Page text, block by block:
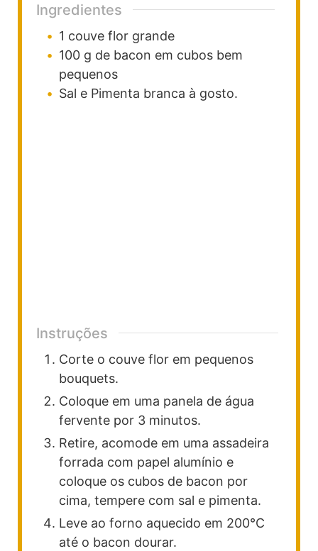
Ingredientes
1 couve flor grande
100 g de bacon em cubos bem
pequenos
Sal e Pimenta branca à gosto.
Instruções
Corte o couve flor em pequenos
bouquets.
Coloque em uma panela de água
fervente por 3 minutos.
Retire, acomode em uma assadeira
forrada com papel alumínio e
coloque os cubos de bacon por
cima, tempere com sal e pimenta.
Leve ao forno aquecido em 200°C
até o bacon dourar.